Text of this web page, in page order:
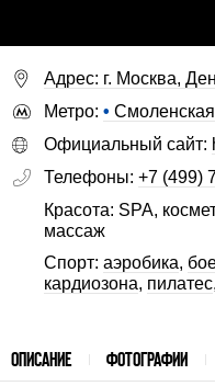
Адрес: г. Москва,
Метро: • Смоленская
Официальный сайт:
Телефоны: +7 (499)
Красота: SPA,
массаж
Спорт: аэробика,
кардиозона, пилатес,
ОПИСАНИЕ ФОТОГРАФИИ